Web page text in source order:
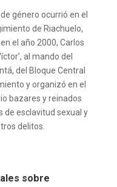
género ocurrió en el
de Riachuelo,
el año 2000, Carlos
al mando del
del Bloque Central
y organizó en el
bazares y reinados
de esclavitud sexual y
delitos.
sobre